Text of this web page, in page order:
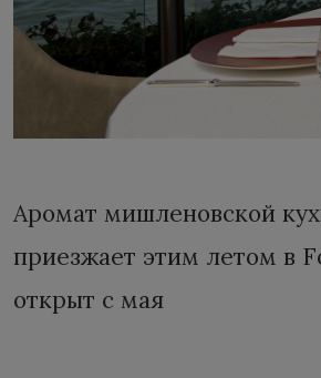
Аромат мишленовской
приезжает этим летом в
открыт с мая